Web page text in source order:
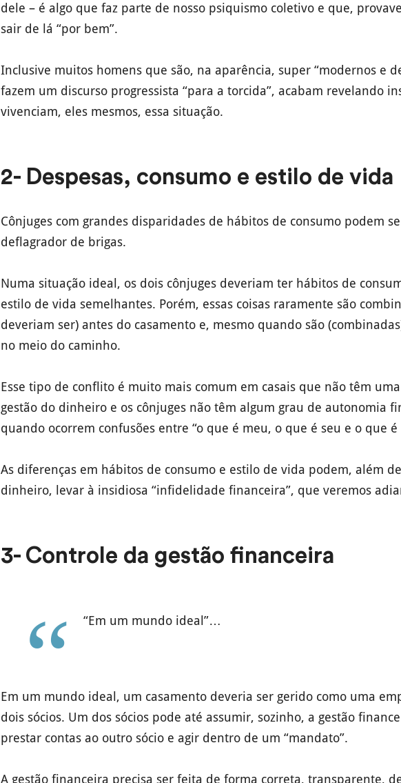
dele – é algo que faz parte de nosso psiquismo coletivo e que,
sair de lá “por bem”.
Inclusive muitos homens que são, na aparência, super “modernos e
fazem um discurso progressista “para a torcida”, acabam revelando
vivenciam, eles mesmos, essa situação.
2- Despesas, consumo e estilo de vida
Cônjuges com grandes disparidades de hábitos de consumo podem
deflagrador de brigas.
Numa situação ideal, os dois cônjuges deveriam ter hábitos de
estilo de vida semelhantes. Porém, essas coisas raramente são
deveriam ser) antes do casamento e, mesmo quando são
no meio do caminho.
Esse tipo de conflito é muito mais comum em casais que não têm
gestão do dinheiro e os cônjuges não têm algum grau de autonomia
quando ocorrem confusões entre “o que é meu, o que é seu e o que é
As diferenças em hábitos de consumo e estilo de vida podem, além
dinheiro, levar à insidiosa “infidelidade financeira”, que veremos
3- Controle da gestão financeira
“Em um mundo ideal”…
Em um mundo ideal, um casamento deveria ser gerido como uma
dois sócios. Um dos sócios pode até assumir, sozinho, a gestão
prestar contas ao outro sócio e agir dentro de um “mandato”.
A gestão financeira precisa ser feita de forma correta, transparente,